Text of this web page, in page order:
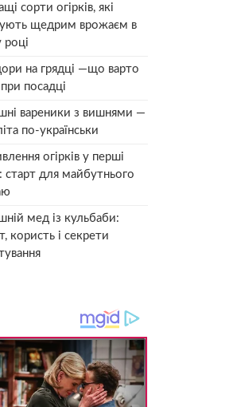
сорти огірків, які
щедрим врожаєм в
році
на грядці —що варто
посадці
вареники з вишнями —
по-українськи
огірків у перші
старт для майбутнього
мед із кульбаби:
користь і секрети